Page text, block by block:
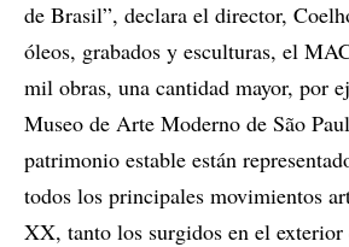
de Brasil”, declara el director,
óleos, grabados y esculturas, el
mil obras, una cantidad mayor, por
Museo de Arte Moderno de São
patrimonio estable están
todos los principales movimientos
XX, tanto los surgidos en el exterior